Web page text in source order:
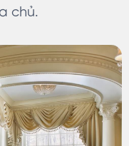
chủ.